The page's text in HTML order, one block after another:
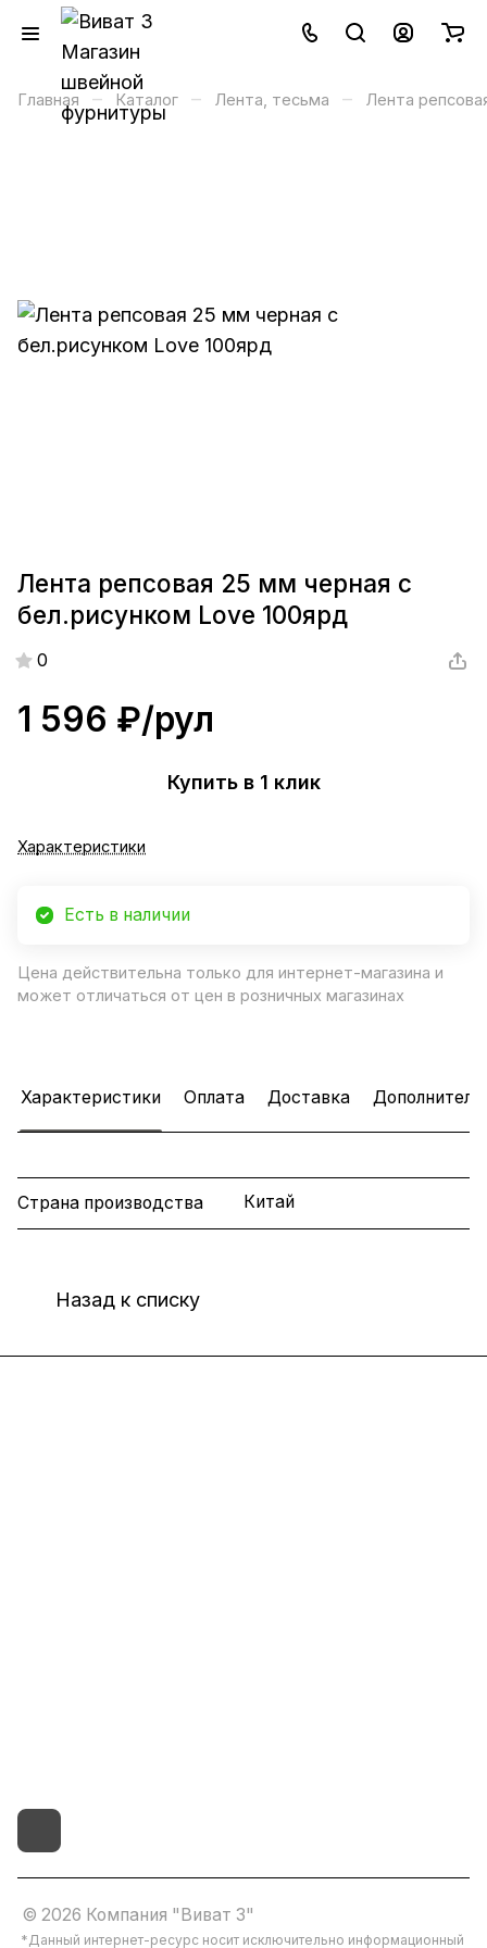
Главная – Каталог – Лента, тесьма – Лента
Лента репсовая 25 мм черная с
бел.рисунком Love 100ярд
0
1 596 ₽/рул
Купить в 1 клик
Характеристики
Есть в наличии
Цена действительна только для интернет-магазина и
может отличаться от цен в розничных магазинах
Характеристики Оплата Доставка
Страна производства Китай
Назад к списку
© 2026 Компания "Виват 3"
*Данный интернет-ресурс носит исключительно информационный